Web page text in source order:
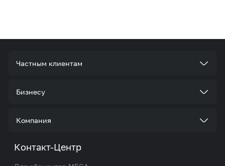
Частным клиентам
Тарифы
Роуминг и международные звонки
Бизнесу
Стать корпоративным клиентом
Компания
О нас
Контакт-Центр